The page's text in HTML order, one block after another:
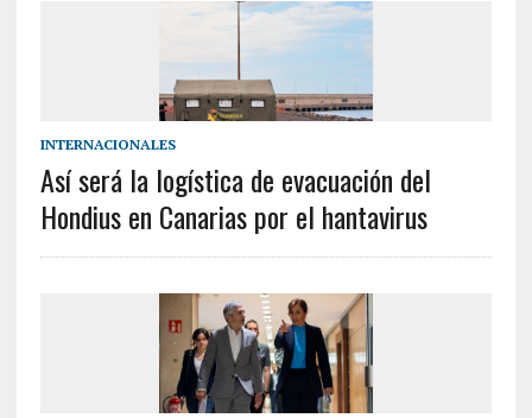
INTERNACIONALES
Así será la logística de evacuación del
Hondius en Canarias por el hantavirus